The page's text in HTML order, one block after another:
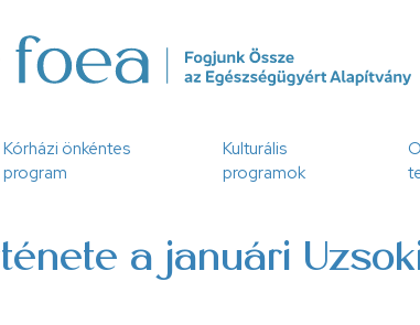
Kórházi önkéntes
program
Kulturális
programok
a januári